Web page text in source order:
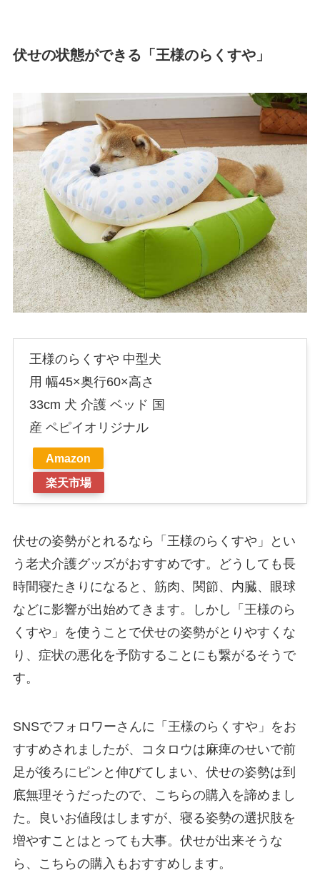
伏せの状態ができる「王様のらくすや」
王様のらくすや 中型犬
用 幅45×奥行60×高さ
33cm 犬 介護 ベッド 国
産 ペピイオリジナル
Amazon
楽天市場
伏せの姿勢がとれるなら「王様のらくすや」とい
う老犬介護グッズがおすすめです。どうしても長
時間寝たきりになると、筋肉、関節、内臓、眼球
などに影響が出始めてきます。しかし「王様のら
くすや」を使うことで伏せの姿勢がとりやすくな
り、症状の悪化を予防することにも繋がるそうで
す。
SNSでフォロワーさんに「王様のらくすや」をお
すすめされましたが、コタロウは麻痺のせいで前
足が後ろにピンと伸びてしまい、伏せの姿勢は到
底無理そうだったので、こちらの購入を諦めまし
た。良いお値段はしますが、寝る姿勢の選択肢を
増やすことはとっても大事。伏せが出来そうな
ら、こちらの購入もおすすめします。